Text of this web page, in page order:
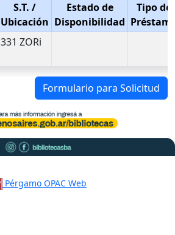
S.T. /
Ubicación
Estado de
Disponibilidad
Tipo de
331 ZORi
Formulario para Solicitud
Pérgamo OPAC Web